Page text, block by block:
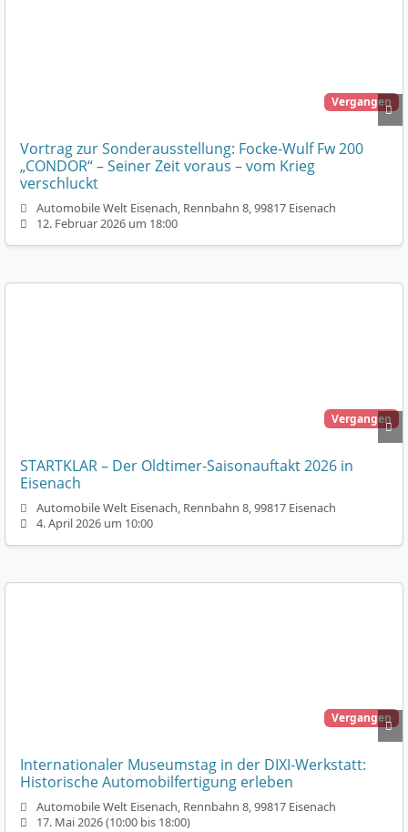
Vergangen
Vortrag zur Sonderausstellung: Focke-Wulf Fw 200
„CONDOR“ – Seiner Zeit voraus – vom Krieg
verschluckt
Automobile Welt Eisenach, Rennbahn 8, 99817 Eisenach
12. Februar 2026 um 18:00
Vergangen
STARTKLAR – Der Oldtimer-Saisonauftakt 2026 in
Eisenach
Automobile Welt Eisenach, Rennbahn 8, 99817 Eisenach
4. April 2026 um 10:00
Vergangen
Internationaler Museumstag in der DIXI-Werkstatt:
Historische Automobilfertigung erleben
Automobile Welt Eisenach, Rennbahn 8, 99817 Eisenach
17. Mai 2026 (10:00 bis 18:00)